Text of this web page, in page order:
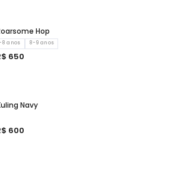
Hop
8 anos 8-9 anos
650
Navy
600